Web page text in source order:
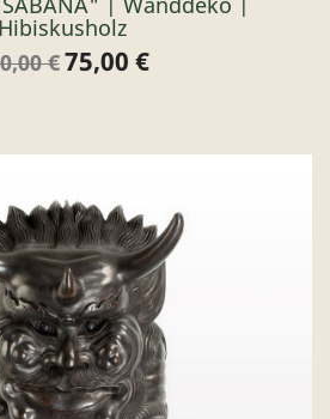
Hibiskusholz
€ Preis
75,00 €